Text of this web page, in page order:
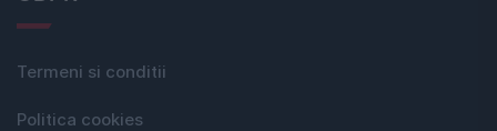
Termeni si conditii
Politica cookies